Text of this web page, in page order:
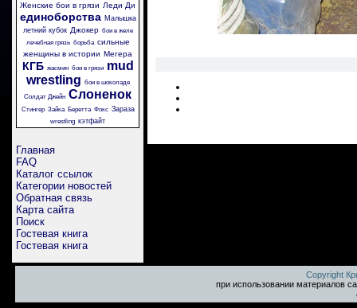
Женские бои в грязи Леди Ди
единоборства Малышка
летний кубок Джокер бои в желе
лечебная грязь борьба сильные
женщины в истории Мегера
КГБ жасмин бои в грязи
mud
wrestling бои в шоколаде
Солдат Джейн Слоненок
Стингер Зайка Беретта Фокс Зараза
wrestling кэтфайт
Главная
FAQ
Каталог ссылок
Категории новостей
Обратная связь
Карта сайта
Поиск
Гостевая книга
Гостевая книга
Copyright
при использовании материалов